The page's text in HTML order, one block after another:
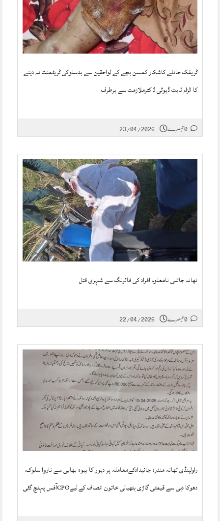
ٹریفک حادثے کاشکار کمسن بچے کے لواحقین سے بدسلوکی ٹریٹمنٹ نہ دینے
کا الزام ثابت ڈیوٹی ڈاکٹرملازمت سے برطرف
23/04/2026
تھانہ جاتلی نامعلوم افراد کی فائرنگ سے شہری قتل
22/04/2026
راولپنڈی تھانہ مندرہ جائیدادکےمعاملہ پر دیور کا بیوہ بھابی سے ناروا سلوک،
دھوکا دہی سے قیمتی گاڑی ہتھیالی خاتون انصاف کے لیےCPOآفس پہنچ گئی